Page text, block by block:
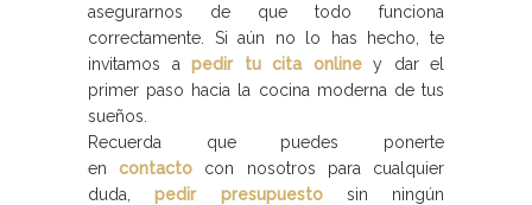
asegurarnos de que todo funciona
correctamente. Si aún no lo has hecho, te
invitamos a pedir tu cita onliney dar el
primer paso hacia la cocina moderna de tus
sueños.
Recuerda que puedes ponerte
encontacto
con nosotros para cualquier
duda,pedir presupuestosin ningún